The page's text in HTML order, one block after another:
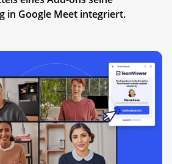
in Google Meet integriert.